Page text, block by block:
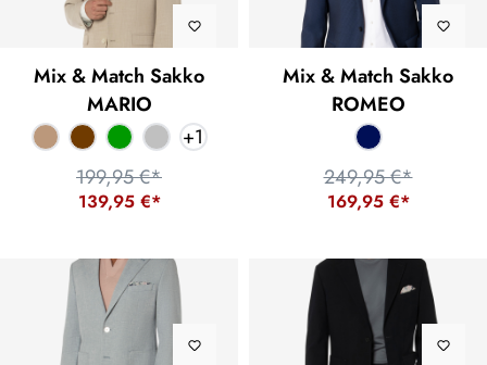
Mix & Match Sakko
MARIO
+1
139,95 €*
199,95 €*
Mix & Match Sakko
ROMEO
169,95 €*
249,95 €*